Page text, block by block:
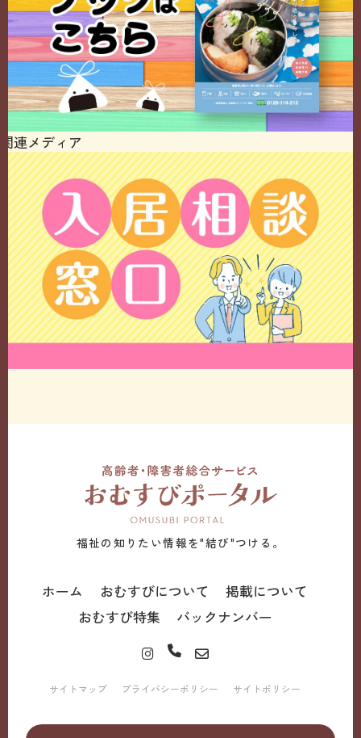
関連メディア
福祉の知りたい情報を"結び"つける。
ホーム おむすびについて
掲載について
おむすび特集
バックナンバー
サイトマップ プライバシーポリシー サイトポリシー